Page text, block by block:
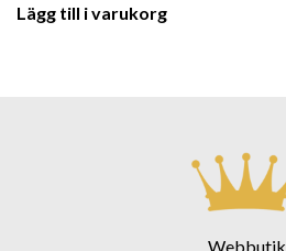
Lägg till i varukorg
Webbutik